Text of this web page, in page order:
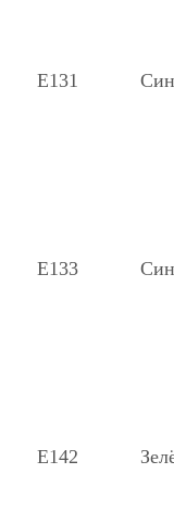
Е131
Е133
Е142